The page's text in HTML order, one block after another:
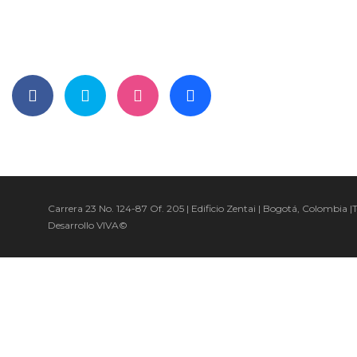
Carrera 23 No. 124-87 Of. 205 | Edificio Zentai | Bogotá, Colombia
Desarrollo VIVA©